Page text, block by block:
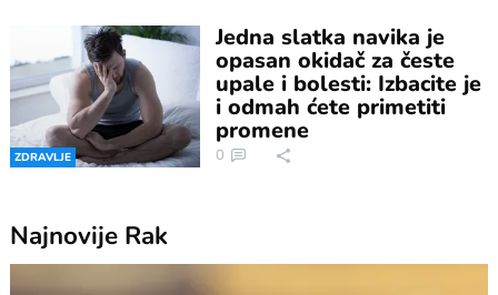
ZDRAVLJE
Jedna slatka navika je
opasan okidač za česte
upale i bolesti: Izbacite je
i odmah ćete primetiti
promene
0
Najnovije Rak